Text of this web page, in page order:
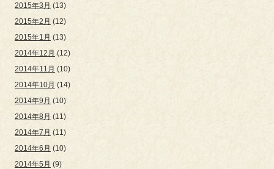
2015年3月 (13)
2015年2月 (12)
2015年1月 (13)
2014年12月 (12)
2014年11月 (10)
2014年10月 (14)
2014年9月 (10)
2014年8月 (11)
2014年7月 (11)
2014年6月 (10)
2014年5月 (9)